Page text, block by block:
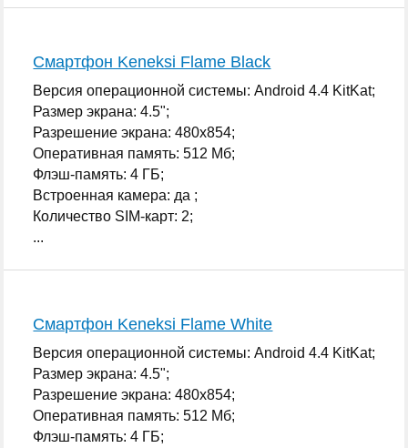
Смартфон Keneksi Flame Black
Версия операционной системы: Android 4.4 KitKat;
Размер экрана: 4.5";
Разрешение экрана: 480x854;
Оперативная память: 512 Мб;
Флэш-память: 4 ГБ;
Встроенная камера: да ;
Количество SIM-карт: 2;
...
Смартфон Keneksi Flame White
Версия операционной системы: Android 4.4 KitKat;
Размер экрана: 4.5";
Разрешение экрана: 480x854;
Оперативная память: 512 Мб;
Флэш-память: 4 ГБ;